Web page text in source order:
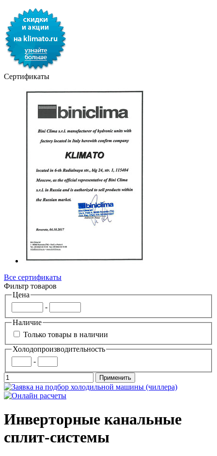
Сертификаты
Все сертификаты
Фильтр товаров
Цена
-
Наличие
Только товары в наличии
Холодопроизводительность
-
Инверторные канальные
сплит-системы